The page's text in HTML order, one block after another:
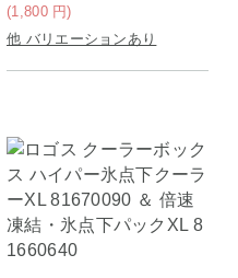
ァミラ 伸縮式スツール オレン
ジ単品
(1,800 円)
他 バリエーションあり